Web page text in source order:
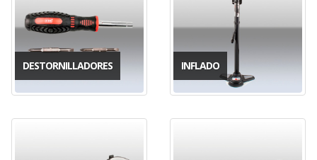
DESTORNILLADORES INFLADO